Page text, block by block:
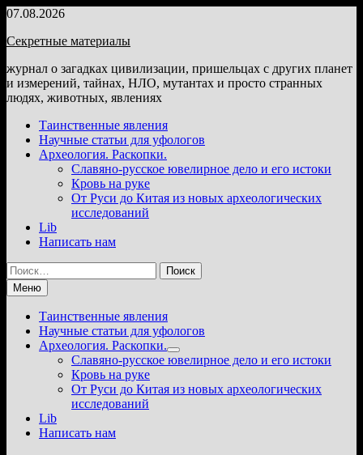
Перейти
содержимому
07.08.2026
Секретные материалы
журнал о загадках цивилизации, пришельцах с других планет
и измерений, тайнах, НЛО, мутантах и просто странных
людях, животных, явлениях
Таинственные явления
Научные статьи для уфологов
Археология. Раскопки.
Славяно-русское ювелирное дело и его истоки
Кровь на руке
От Руси до Китая из новых археологических
исследований
Lib
Написать нам
Найти:
Меню
Таинственные явления
Научные статьи для уфологов
Археология. Раскопки.
Показать
подменю
Славяно-русское ювелирное дело и его истоки
Кровь на руке
От Руси до Китая из новых археологических
исследований
Lib
Написать нам